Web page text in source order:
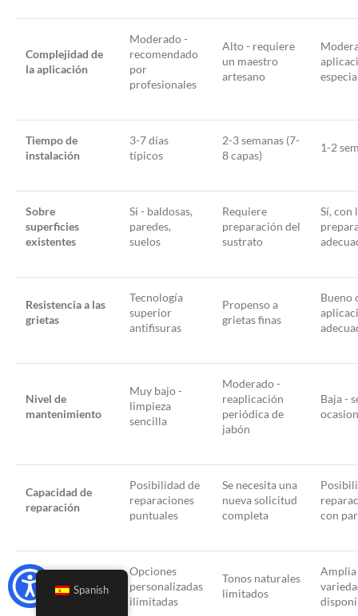
Complejidad de
la aplicación
Moderado -
recomendado
por
profesionales
Alto - requiere
un maestro
artesano
Tiempo de
instalación
3-7 días
típicos
2-3 semanas (7-
8 capas)
1-2
Sobre
superficies
existentes
Sí - baldosas,
paredes,
suelos
Requiere
preparación del
sustrato
Sí, con
Resistencia a las
grietas
Tecnología
superior
antifisuras
Propenso a
grietas finas
Bueno
Nivel de
mantenimiento
Muy bajo -
limpieza
sencilla
Moderado -
reaplicación
periódica de
jabón
Baja -
Capacidad de
reparación
Posibilidad de
reparaciones
puntuales
Se necesita una
nueva solicitud
completa
con
Opciones de
color/texturas
Opciones
personalizadas
ilimitadas
Tonos naturales
limitados
Amplia
Spanish